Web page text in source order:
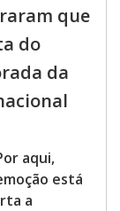
que
do
da
aqui,
está
a